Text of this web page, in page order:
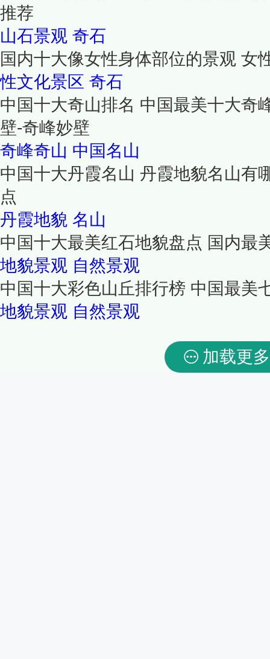
推荐
山石景观 奇石
国内十大像女性身体部位的景观 女
性文化景区 奇石
中国十大奇山排名 中国最美十大奇
壁-奇峰妙壁
奇峰奇山 中国名山
中国十大丹霞名山 丹霞地貌名山有
点
丹霞地貌 名山
中国十大最美红石地貌盘点 国内最
地貌景观 自然景观
中国十大彩色山丘排行榜 中国最美
地貌景观 自然景观
加载更多